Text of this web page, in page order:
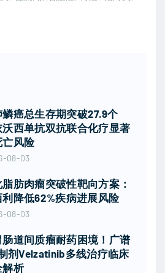
鳞癌总生存期突破27.9个
沃西单抗双抗联合化疗显著
亡风险
08-03
肪肉瘤突破性靶向方案：
利降低62%疾病进展风险
08-03
肠道间质瘤耐药困境！广谱
剂Velzatinib多线治疗临床
解析